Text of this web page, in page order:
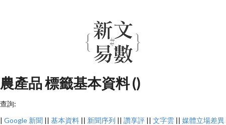
農產品 標籤基本資料 ()
查詢:
| Google 新聞 || 基本資料 || 新聞序列 || 讚享評 || 文字雲 || 媒體立場差異